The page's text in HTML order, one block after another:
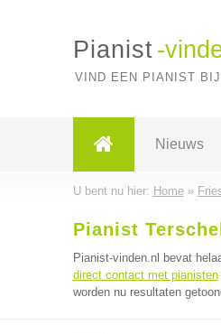
Pianist -
VIND EEN PIANIST
Nieuws
U bent nu hier: Home»
Pianist
Pianist-vinden.nl bevat
direct contact met pianisten
worden nu resultaten